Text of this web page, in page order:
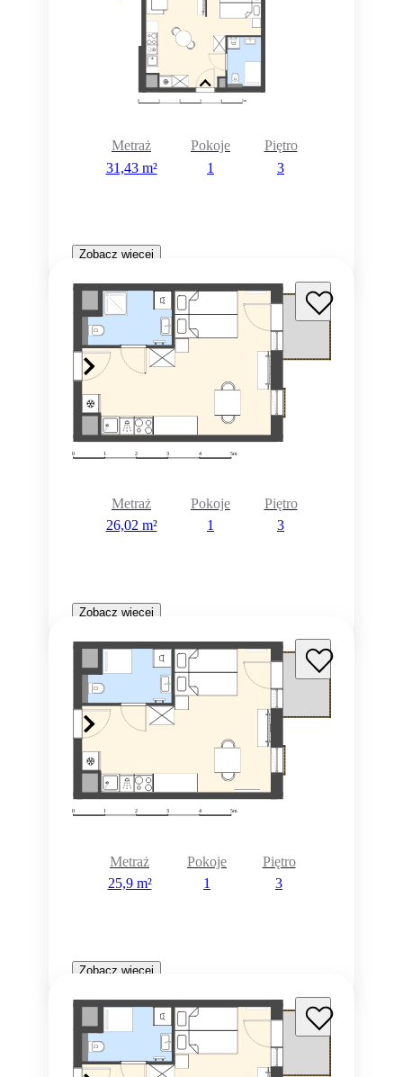
Metraż
31,43 m²
Pokoje
1
Piętro
3
Zobacz więcej
Metraż
26,02 m²
Pokoje
1
Piętro
3
Zobacz więcej
Metraż
25,9 m²
Pokoje
1
Piętro
3
Zobacz więcej